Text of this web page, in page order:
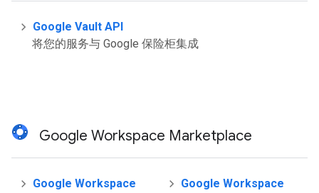
Google Vault API
将您的服务与 Google 保险柜集成
Google Workspace Marketplace
Google Workspace
Google Workspace